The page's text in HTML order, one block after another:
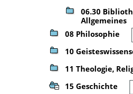
06.30
Allgemeines
08 Philosophie
10
11 Theologie,
15 Geschichte